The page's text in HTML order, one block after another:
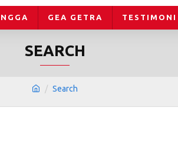
GEA GETRA TESTIMONI
Search
SEARCH